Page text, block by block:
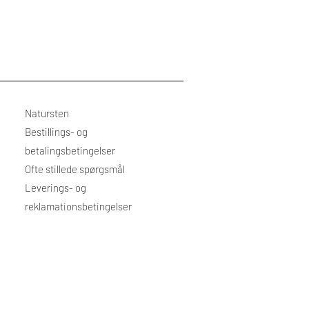
Natursten
Bestillings- og
betalingsbetingelser
Ofte stillede spørgsmål
Leverings- og
reklamationsbetingelser